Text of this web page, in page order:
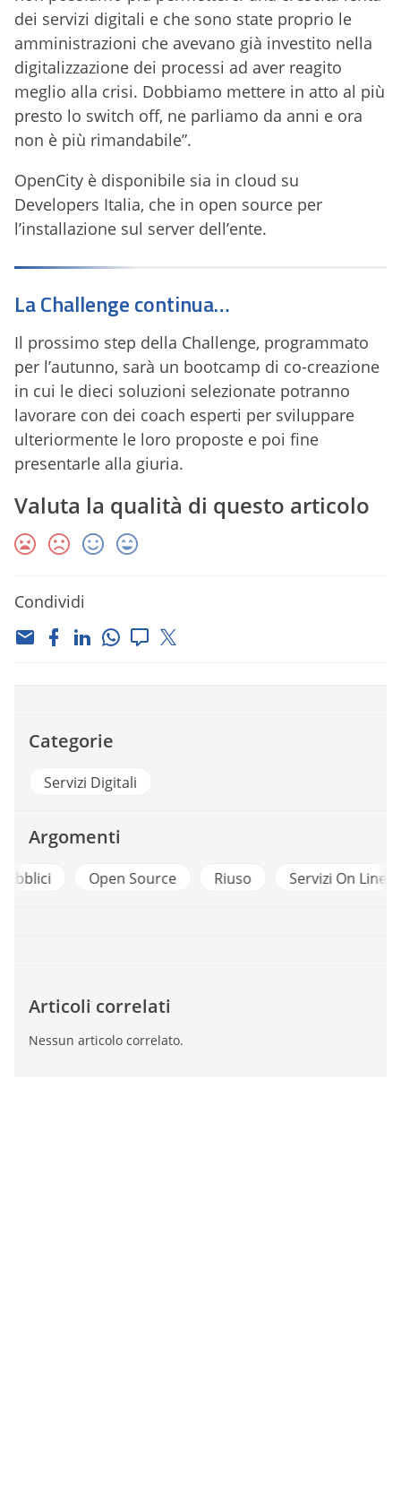
dei servizi digitali e che sono state proprio le
amministrazioni che avevano già investito nella
digitalizzazione dei processi ad aver reagito
meglio alla crisi. Dobbiamo mettere in atto al più
presto lo switch off, ne parliamo da anni e ora
non è più rimandabile”.
OpenCity è disponibile sia in cloud su
Developers Italia, che in open source per
l’installazione sul server dell’ente.
La Challenge continua…
Il prossimo step della Challenge, programmato
per l’autunno, sarà un bootcamp di co-creazione
in cui le dieci soluzioni selezionate potranno
lavorare con dei coach esperti per sviluppare
ulteriormente le loro proposte e poi fine
presentarle alla giuria.
Valuta la qualità di questo articolo
Condividi
Categorie
Servizi Digitali
Argomenti
Dati Pubblici Open Source Riuso
Articoli correlati
Nessun articolo correlato.